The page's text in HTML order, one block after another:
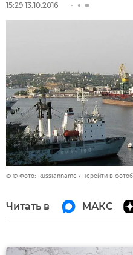
15:29 13.10.2016
© © Фото: Russianname Перейти в
Читать в МАКС